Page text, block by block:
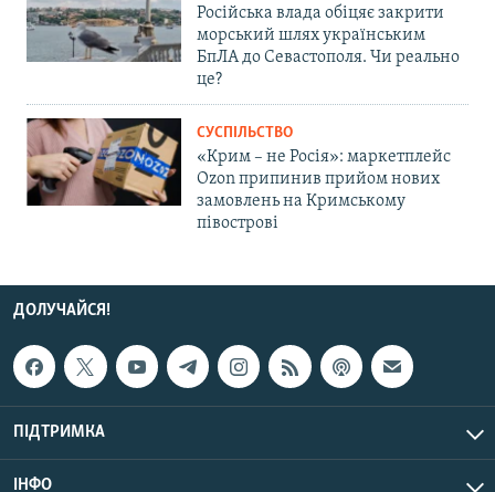
Російська влада обіцяє закрити
морський шлях українським
БпЛА до Севастополя. Чи реально
це?
СУСПІЛЬСТВО
«Крим – не Росія»: маркетплейс
Ozon припинив прийом нових
замовлень на Кримському
півострові
ДОЛУЧАЙСЯ!
ПІДТРИМКА
ІНФО